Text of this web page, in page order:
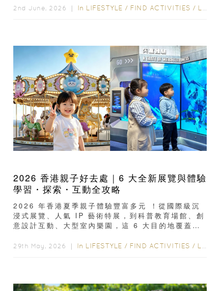
2nd June, 2026 ｜ In LIFESTYLE / FIND ACTIVITIES / LIFE
2026 香港親子好去處｜6 大全新展覽與體驗
學習・探索・互動全攻略
2026 年香港夏季親子體驗豐富多元 ！從國際級沉
浸式展覽、人氣 IP 藝術特展，到科普教育場館、創
意設計互動、大型室內樂園，這 6 大目的地覆蓋了
29th May, 2026 ｜ In LIFESTYLE / FIND ACTIVITIES / LIFE